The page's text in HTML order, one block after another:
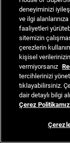
deneyiminizi
ve ilgi
faaliyetleri
sitemizin
çerezlerin
kişisel verilerinizin
vermiyorsanız
tercihlerinizi
tıklayabilirsiniz.
dair detaylı bilgi
Çerez